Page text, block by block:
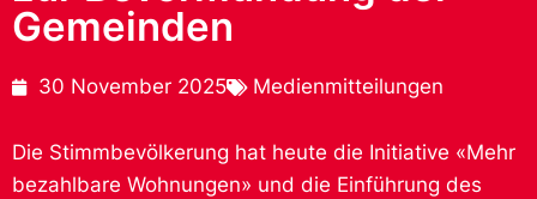
Gemeinden
30 November 2025 Medienmitteilungen
Die Stimmbevölkerung hat heute die Initiative «Mehr
bezahlbare Wohnungen» und die Einführung des